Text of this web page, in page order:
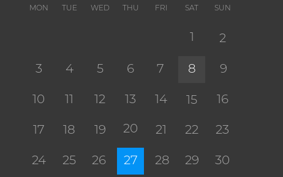
MON TUE WED THU FRI SAT SUN
2
3 4 5 6 7 8 9
10 12 13 14 15 16
17 18 19 20 21 22 23
24 25 26 27 28 29 30